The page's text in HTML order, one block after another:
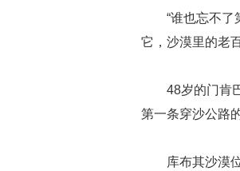
“谁也忘不了
它，沙漠里的老
48岁的门肯
第一条穿沙公路
库布其沙漠